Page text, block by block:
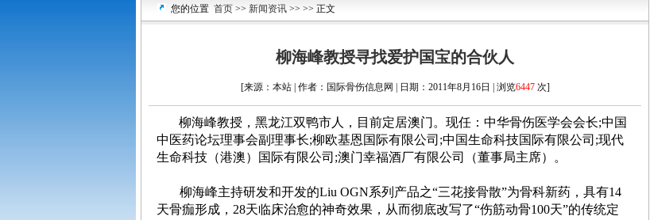
您的位置 首页 >> 新闻资讯 >> >> 正文
柳海峰教授寻找爱护国宝的合伙人
[来源：本站 | 作者：国际骨伤信息网 | 日期：2011年8月16日 | 浏览6447次]
柳海峰教授，黑龙江双鸭市人，目前定居澳门。现任：中华骨伤医学会会长;中国
中医药论坛理事会副理事长;柳欧基恩国际有限公司 ;中国生命科技国际有限公司 ;现代
生命科技（港澳）国际有限公司 ;澳门幸福酒厂有限公司（董事局主席）。
柳海峰主持研发和开发的Liu OGN系列产品之“三花接骨散”为骨科新药，具有14
天骨痂形成， 28天临床治愈的神奇效果，从而彻底改写了“伤筋动骨100天”的传统定